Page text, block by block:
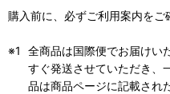
購入前に、必ずご利用案内をご
全商品は国際便でお届けい
すぐ発送させていただき、
品は商品ページに記載され